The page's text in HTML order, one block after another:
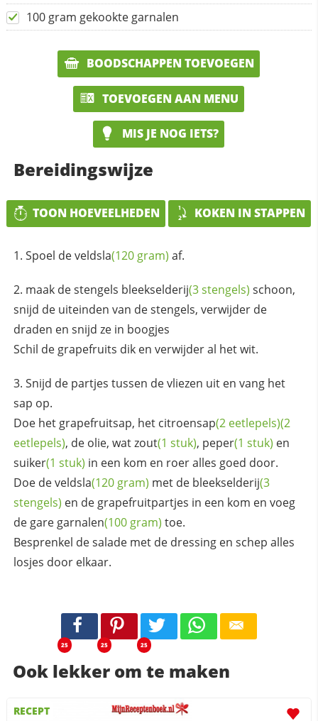
100 gram gekookte garnalen
BOODSCHAPPEN TOEVOEGEN
TOEVOEGEN AAN MENU
MIS JE NOG IETS?
Bereidingswijze
TOON HOEVEELHEDEN KOKEN IN STAPPEN
Spoel develdsla(120 gram) af.
maak de stengels bleekselderij(3 stengels) schoon,
snijd de uiteinden van de stengels, verwijder de
draden en snijd ze in boogjes
Schil de grapefruits dik en verwijder al het wit.
Snijd de partjes tussen de vliezen uit en vang het
sap op.
Doe het grapefruitsap, het citroensap(2 eetlepels)(2
eetlepels), de olie, watzout(1 stuk), peper(1 stuk) en
suiker(1 stuk) in een kom en roer alles goed door.
Doe develdsla(120 gram) met de bleekselderij(3
stengels) en de grapefruitpartjes in een kom en voeg
de gare garnalen(100 gram) toe.
Besprenkel de salade met de dressing en schep alles
losjes door elkaar.
25 25 25
Ook lekker om te maken
RECEPT